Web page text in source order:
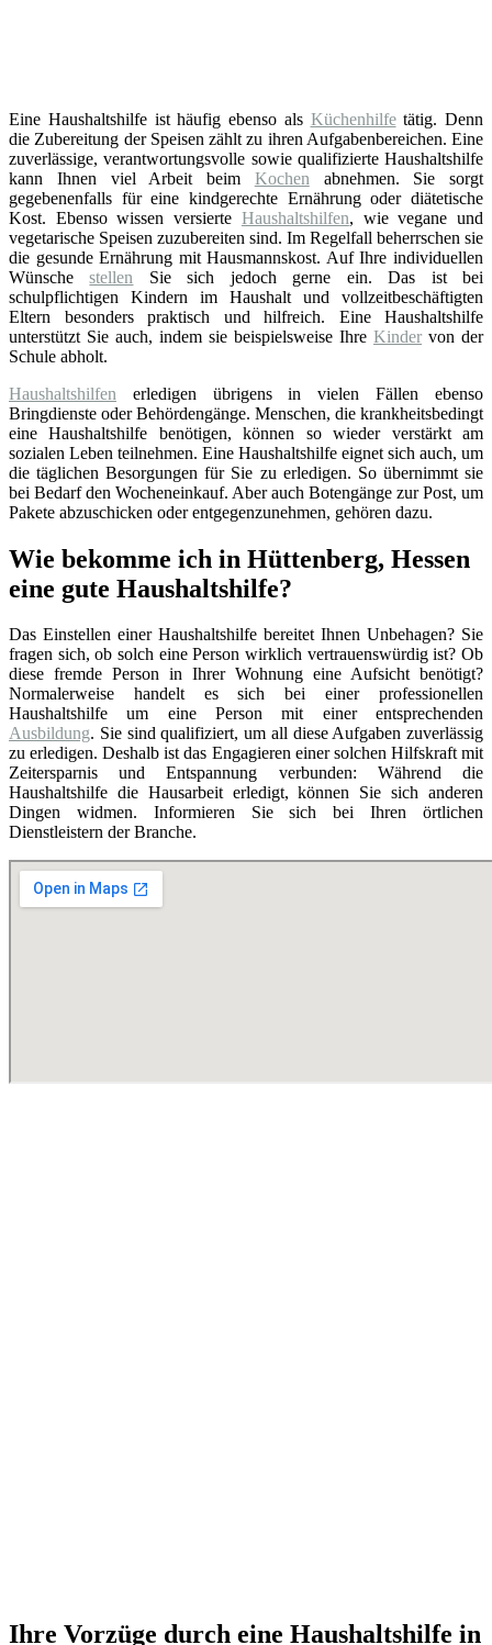
Eine Haushaltshilfe ist häufig ebenso als Küchenhilfetätig. Denn
die Zubereitung der Speisen zählt zu ihren Aufgabenbereichen. Eine
zuverlässige, verantwortungsvolle sowie qualifizierte Haushaltshilfe
kann Ihnen viel Arbeit beim Kochen abnehmen. Sie sorgt
gegebenenfalls für eine kindgerechte Ernährung oder diätetische
Kost. Ebenso wissen versierte Haushaltshilfen, wie vegane und
vegetarische Speisen zuzubereiten sind. Im Regelfall beherrschen sie
die gesunde Ernährung mit Hausmannskost. Auf Ihre individuellen
Wünschestellen Sie sich jedoch gerne ein. Das ist bei
schulpflichtigen Kindern im Haushalt und vollzeitbeschäftigten
Eltern besonders praktisch und hilfreich. Eine Haushaltshilfe
unterstützt Sie auch, indem sie beispielsweise Ihre Kinder von der
Schule abholt.
Haushaltshilfen erledigen übrigens in vielen Fällen ebenso
Bringdienste oder Behördengänge. Menschen, die krankheitsbedingt
eine Haushaltshilfe benötigen, können so wieder verstärkt am
sozialen Leben teilnehmen. Eine Haushaltshilfe eignet sich auch, um
die täglichen Besorgungen für Sie zu erledigen. So übernimmt sie
bei Bedarf den Wocheneinkauf. Aber auch Botengänge zur Post, um
Pakete abzuschicken oder entgegenzunehmen, gehören dazu.
Wie bekomme ich in Hüttenberg, Hessen
eine gute Haushaltshilfe?
Das Einstellen einer Haushaltshilfe bereitet Ihnen Unbehagen? Sie
fragen sich, ob solch eine Person wirklich vertrauenswürdig ist? Ob
diese fremde Person in Ihrer Wohnung eine Aufsicht benötigt?
Normalerweise handelt es sich bei einer professionellen
Haushaltshilfe um eine Person mit einer entsprechenden
Ausbildung. Sie sind qualifiziert, um all diese Aufgaben zuverlässig
zu erledigen. Deshalb ist das Engagieren einer solchen Hilfskraft mit
Zeitersparnis und Entspannung verbunden: Während die
Haushaltshilfe die Hausarbeit erledigt, können Sie sich anderen
Dingen widmen. Informieren Sie sich bei Ihren örtlichen
Dienstleistern der Branche.
Ihre Vorzüge durch eine Haushaltshilfe in